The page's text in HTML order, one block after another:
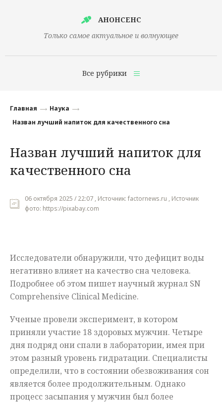
АНОНСЕНС
Только самое актуальное и волнующее
Все рубрики
Финансы
Наука
Культура
Общество
Происшествия
Главная
Наука
Назван лучший напиток для качественного сна
Назван лучший напиток для
качественного сна
06 октября 2025 / 22:07 , Источник: factornews.ru , Источник
фото: https://pixabay.com
Исследователи обнаружили, что дефицит воды
негативно влияет на качество сна человека.
Подробнее об этом пишет научный журнал SN
Comprehensive Clinical Medicine.
Ученые провели эксперимент, в котором
приняли участие 18 здоровых мужчин. Четыре
дня подряд они спали в лаборатории, имея при
этом разный уровень гидратации. Специалисты
определили, что в состоянии обезвоживания сон
является более продолжительным. Однако
процесс засыпания у мужчин был более